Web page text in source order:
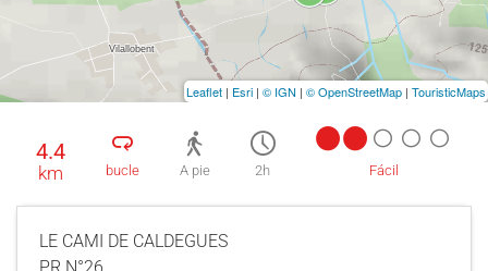
4.4
km bucle A pie 2h Fácil
LE CAMI DE CALDEGUES
Leaflet | Esri | © IGN | © OpenStreetMap | TouristicMaps